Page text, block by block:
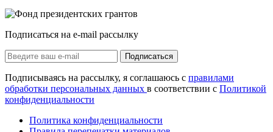
Подписаться на e-mail рассылку
Подписаться
Подписываясь на рассылку, я соглашаюсь с правилами
обработки персональных данных в соответствии с Политикой
конфиденциальности
Политика конфиденциальности